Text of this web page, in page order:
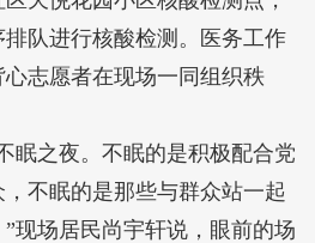
队进行核酸检测。医务工作
志愿者在现场一同组织秩
眠之夜。不眠的是积极配合党
不眠的是那些与群众站一起
现场居民尚宇轩说，眼前的场